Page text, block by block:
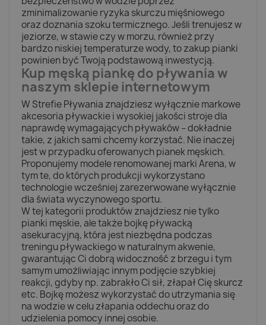
zminimalizowanie ryzyka skurczu mięśniowego
oraz doznania szoku termicznego. Jeśli trenujesz w
jeziorze, w stawie czy w morzu, również przy
bardzo niskiej temperaturze wody, to zakup pianki
powinien być Twoją podstawową inwestycją.
Kup męską piankę do pływania w
naszym sklepie internetowym
W Strefie Pływania znajdziesz wyłącznie markowe
akcesoria pływackie i wysokiej jakości stroje dla
naprawdę wymagających pływaków – dokładnie
takie, z jakich sami chcemy korzystać. Nie inaczej
jest w przypadku oferowanych pianek męskich.
Proponujemy modele renomowanej marki Arena, w
tym te, do których produkcji wykorzystano
technologie wcześniej zarezerwowane wyłącznie
dla świata wyczynowego sportu.
W tej kategorii produktów znajdziesz nie tylko
pianki męskie, ale także bojkę pływacką
asekuracyjną, która jest niezbędna podczas
treningu pływackiego w naturalnym akwenie,
gwarantując Ci dobrą widoczność z brzegu i tym
samym umożliwiając innym podjęcie szybkiej
reakcji, gdyby np. zabrakło Ci sił, złapał Cię skurcz
etc. Bojkę możesz wykorzystać do utrzymania się
na wodzie w celu złapania oddechu oraz do
udzielenia pomocy innej osobie.